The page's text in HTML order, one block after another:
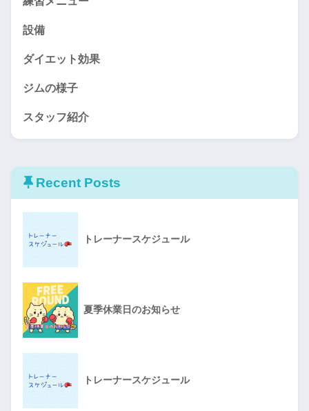
設備
ダイエット効果
ジムの様子
スタッフ紹介
Recent Posts
トレーナースケジュール
夏季休業日のお知らせ
トレーナースケジュール